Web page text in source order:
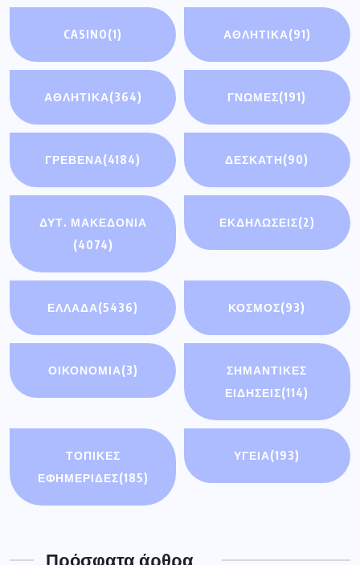
CASINO(1) ΑΘΛΗΤΙΚΆ(91)
ΑΘΛΗΤΙΚΑ(364) ΓΝΩΜΕΣ(191)
ΓΡΕΒΕΝΑ(4184) ΔΕΣΚΑΤΗ(90)
ΔΥΤ. ΜΑΚΕΔΟΝΙΑ
(4074)
ΕΚΔΗΛΩΣΕΙΣ(2)
ΕΛΛΑΔΑ(5436) ΚΟΣΜΟΣ(93)
ΟΙΚΟΝΟΜΊΑ(3)
ΣΗΜΑΝΤΙΚΈΣ
ΕΙΔΉΣΕΙΣ(114)
ΤΟΠΙΚΕΣ
ΕΦΗΜΕΡΙΔΕΣ(185)
ΥΓΕΙΑ(193)
Πρόσφατα άρθρα